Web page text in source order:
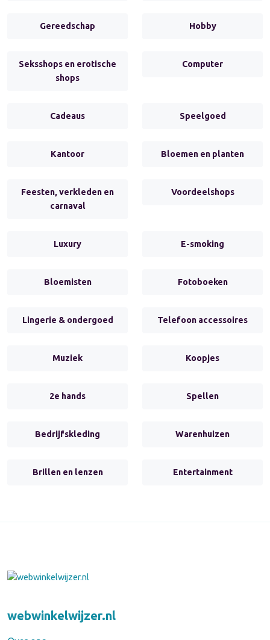
Gereedschap Hobby
Seksshops en erotische
shops
Computer
Cadeaus Speelgoed
Kantoor Bloemen en planten
Feesten, verkleden en
carnaval
Voordeelshops
Luxury E-smoking
Bloemisten Fotoboeken
Lingerie & ondergoed Telefoon accessoires
Muziek Koopjes
2e hands Spellen
Bedrijfskleding Warenhuizen
Brillen en lenzen Entertainment
webwinkelwijzer.nl